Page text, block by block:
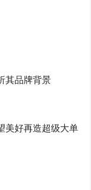
其品牌背景
美好再造超级大单